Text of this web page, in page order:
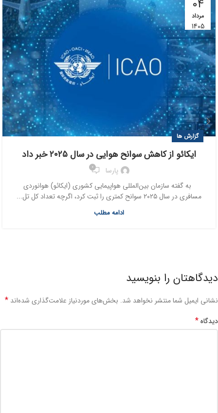
04
مرداد
1405
گزارش ها
ایکائو از کاهش سوانح هوایی در سال ۲۰۲۵ خبر داد
پارسا 0
به گفته سازمان بین‌المللی هواپیمایی کشوری (ایکائو) هوانوردی
مسافری در سال ۲۰۲۵ سوانح کمتری را ثبت کرد، اگرچه تعداد کل تل...
ادامه مطلب
دیدگاهتان را بنویسید
نشانی ایمیل شما منتشر نخواهد شد. بخش‌های موردنیاز علامت‌گذاری شده‌اند *
دیدگاه*